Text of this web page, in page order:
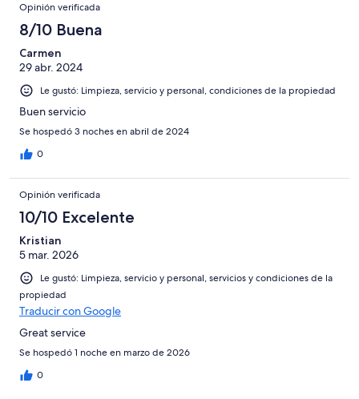
Opinión verificada
8/10 Buena
Carmen
29 abr. 2024
Le gustó: Limpieza, servicio y personal, condiciones de la propiedad
Buen servicio
Se hospedó 3 noches en abril de 2024
0
Opinión verificada
10/10 Excelente
Kristian
5 mar. 2026
Le gustó: Limpieza, servicio y personal, servicios y condiciones de la
propiedad
Traducir con Google
Great service
Se hospedó 1 noche en marzo de 2026
0